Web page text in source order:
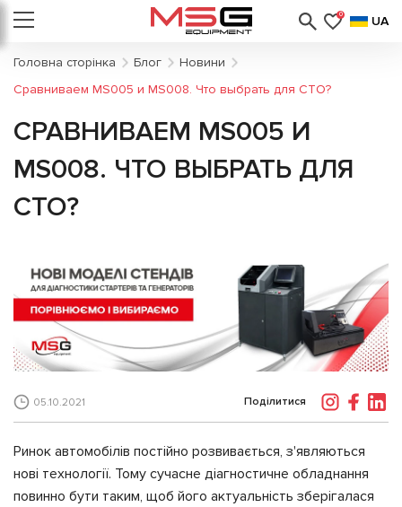
0 UA
Головна сторінка Блог
Новини
Сравниваем MS005 и MS008. Что выбрать для СТО?
СРАВНИВАЕМ MS005 И
MS008. ЧТО ВЫБРАТЬ ДЛЯ
СТО?
05.10.2021 Поділитися
Ринок автомобілів постійно розвивається, з'являються
нові технології. Тому сучасне діагностичне обладнання
повинно бути таким, щоб його актуальність зберігалася